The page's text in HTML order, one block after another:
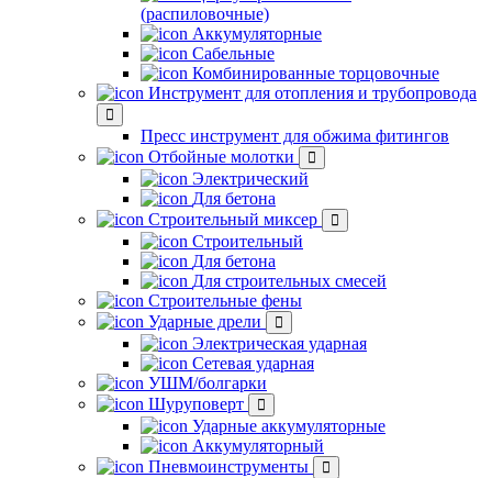
(распиловочные)
Аккумуляторные
Сабельные
Комбинированные торцовочные
Инструмент для отопления и трубопровода
Пресс инструмент для обжима фитингов
Отбойные молотки
Электрический
Для бетона
Строительный миксер
Строительный
Для бетона
Для строительных смесей
Строительные фены
Ударные дрели
Электрическая ударная
Сетевая ударная
УШМ/болгарки
Шуруповерт
Ударные аккумуляторные
Аккумуляторный
Пневмоинструменты